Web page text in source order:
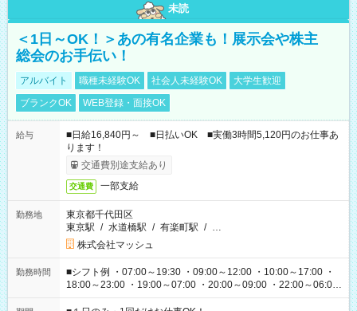
未読
＜1日～OK！＞あの有名企業も！展示会や株主
総会のお手伝い！
アルバイト 職種未経験OK 社会人未経験OK
大学生歓迎
ブランクOK
WEB登録・面接OK
給与
■日給16,840円～ ■日払いOK ■実働3時間5,120円のお仕事あ
ります！
交通費別途支給あり
交通費 一部支給
勤務地
東京都千代田区
東京駅 / 水道橋駅 / 有楽町駅 / …
株式会社マッシュ
勤務時間
■シフト例 ・07:00～19:30 ・09:00～12:00 ・10:00～17:00 ・
18:00～23:00 ・19:00～07:00 ・20:00～09:00 ・22:00～06:00
etc ★最短で3時間で5,120円のお仕事から 15時間で2万円近く稼